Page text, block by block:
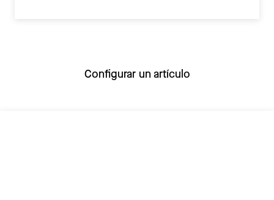
Configurar un artículo